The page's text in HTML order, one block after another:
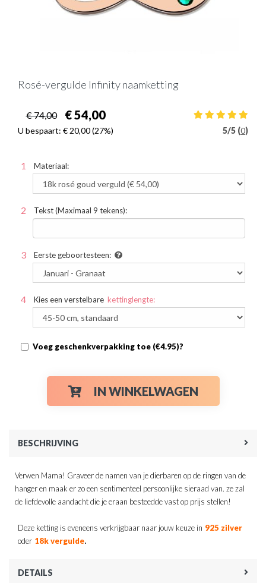
Rosé-vergulde Infinity naamketting
€ 74,00 € 54,00
U bespaart: € 20,00(27%) 5/5 (0)
Materiaal:
Tekst (Maximaal 9 tekens):
Eerste geboortesteen:
Kies een verstelbare kettinglengte:
Voeg geschenkverpakking toe (€4.95)?
IN WINKELWAGEN
BESCHRIJVING
Verwen Mama! Graveer de namen van je dierbaren op de ringen van de
hanger en maak er zo een sentimenteel persoonlijke sieraad van. ze zal
de liefdevolle aandacht die je eraan besteedde vast op prijs stellen!
Deze ketting is eveneens verkrijgbaar naar jouw keuze in 925 zilver
oder 18k vergulde.
DETAILS